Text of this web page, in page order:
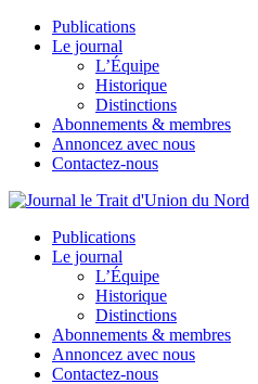
Publications
Le journal
L’Équipe
Historique
Distinctions
Abonnements & membres
Annoncez avec nous
Contactez-nous
Publications
Le journal
L’Équipe
Historique
Distinctions
Abonnements & membres
Annoncez avec nous
Contactez-nous